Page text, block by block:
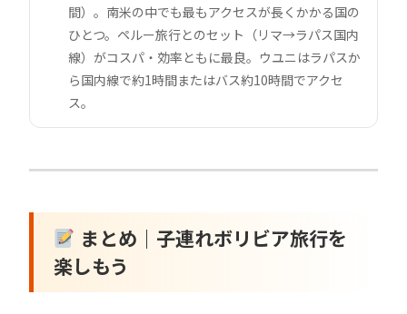
間）。南米の中でも最もアクセスが長くかかる国の
ひとつ。ペルー旅行とのセット（リマ→ラパス国内
線）がコスパ・効率ともに最良。ウユニはラパスか
ら国内線で約1時間またはバス約10時間でアクセ
ス。
まとめ｜子連れボリビア旅行を
楽しもう